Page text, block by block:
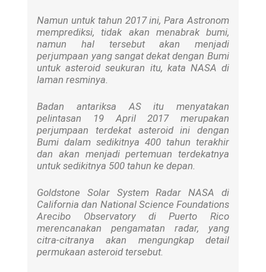
Namun untuk tahun 2017 ini, Para Astronom
memprediksi, tidak akan menabrak bumi,
namun hal tersebut akan menjadi
perjumpaan yang sangat dekat dengan Bumi
untuk asteroid seukuran itu, kata NASA di
laman resminya.
Badan antariksa AS itu menyatakan
pelintasan 19 April 2017 merupakan
perjumpaan terdekat asteroid ini dengan
Bumi dalam sedikitnya 400 tahun terakhir
dan akan menjadi pertemuan terdekatnya
untuk sedikitnya 500 tahun ke depan.
Goldstone Solar System Radar NASA di
California dan National Science Foundations
Arecibo Observatory di Puerto Rico
merencanakan pengamatan radar, yang
citra-citranya akan mengungkap detail
permukaan asteroid tersebut.